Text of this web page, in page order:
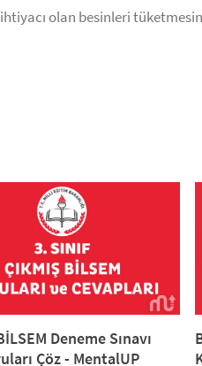
olan besinleri
Deneme Sınavı
Çöz - MentalUP